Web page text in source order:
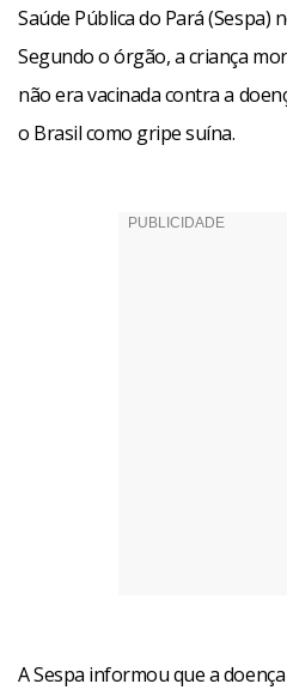
Saúde Pública do Pará (Sespa)
Segundo o órgão, a criança
não era vacinada contra a
o Brasil como gripe suína.
A Sespa informou que a